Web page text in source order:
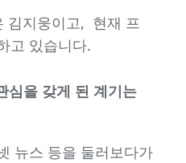
김지웅이고, 현재 프
고 있습니다.
심을 갖게 된 계기는
뉴스 등을 둘러보다가